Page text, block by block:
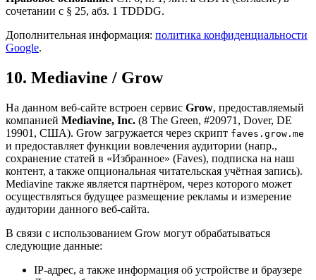
сочетании с § 25, абз. 1 TDDDG.
Дополнительная информация: политика конфиденциальности
Google.
10. Mediavine / Grow
На данном веб-сайте встроен сервис Grow, предоставляемый
компанией Mediavine, Inc. (8 The Green, #20971, Dover, DE
19901, США). Grow загружается через скрипт faves.grow.me
и предоставляет функции вовлечения аудитории (напр.,
сохранение статей в «Избранное» (Faves), подписка на наш
контент, а также опциональная читательская учётная запись).
Mediavine также является партнёром, через которого может
осуществляться будущее размещение рекламы и измерение
аудитории данного веб-сайта.
В связи с использованием Grow могут обрабатываться
следующие данные:
IP-адрес, а также информация об устройстве и браузере